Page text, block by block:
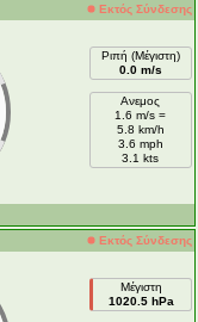
Εκτός Σύνδεσης
Ριπή (Μέγιστη)
0.0 m/s
Ανεμος
1.6 m/s =
5.8 km/h
3.6 mph
3.1 kts
Εκτός Σύνδεσης
Μέγιστη
1020.5 hPa